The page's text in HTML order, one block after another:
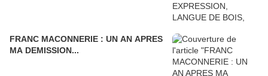
FRANC MACONNERIE : UN AN APRES
MA DEMISSION...